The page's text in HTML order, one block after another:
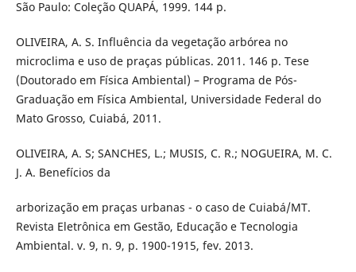
São Paulo: Coleção QUAPÁ, 1999. 144 p.
OLIVEIRA, A. S. Influência da vegetação arbórea no
microclima e uso de praças públicas. 2011. 146 p. Tese
(Doutorado em Física Ambiental) – Programa de Pós-
Graduação em Física Ambiental, Universidade Federal do
Mato Grosso, Cuiabá, 2011.
OLIVEIRA, A. S; SANCHES, L.; MUSIS, C. R.; NOGUEIRA, M. C.
J. A. Benefícios da
arborização em praças urbanas - o caso de Cuiabá/MT.
Revista Eletrônica em Gestão, Educação e Tecnologia
Ambiental. v. 9, n. 9, p. 1900-1915, fev. 2013.